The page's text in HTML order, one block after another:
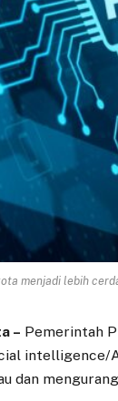
menjadi lebih
– Pemerintah
intelligence/
dan